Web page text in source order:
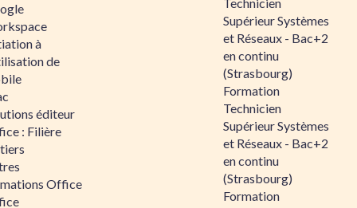
à
de
éditeur
: Filière
Office
Supérieur Systèmes
et Réseaux - Bac+2
en continu
(Strasbourg)
Formation
Technicien
Supérieur Systèmes
et Réseaux - Bac+2
en continu
(Strasbourg)
Formation